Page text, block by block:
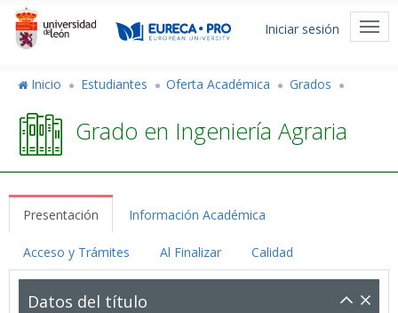
Pasar
contenido
Menú
cuenta
usuario
Iniciar sesión
Inicio Estudiantes Oferta Académica Grados
Grado en Ingeniería Agraria
Presentación Información Académica
Acceso y Trámites Al Finalizar Calidad
Datos del título